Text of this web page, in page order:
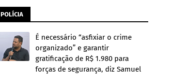
POLÍCIA
É necessário “asfixiar o crime
organizado” e garantir
gratificação de R$ 1.980 para
forças de segurança, diz Samuel